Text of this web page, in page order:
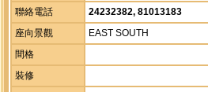
聯絡電話
24232382, 81013183
座向景觀
EAST SOUTH
間格
裝修